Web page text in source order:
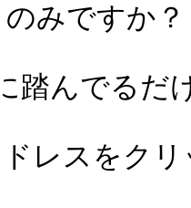
みですか？
踏んでるだ
レスをク